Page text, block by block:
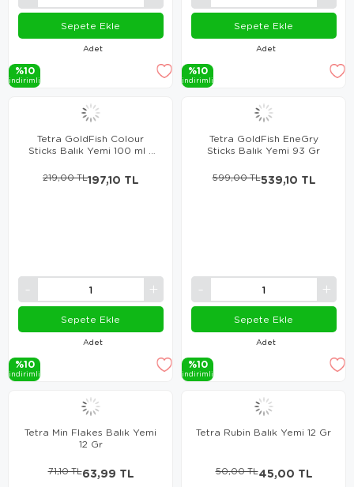
Adet
Sepete Ekle
%10
i̇ndi̇ri̇mli̇
Adet
Sepete Ekle
%10
i̇ndi̇ri̇mli̇
Tetra GoldFish Colour
Sticks Balık Yemi 100 ml /
Adet
197,10 TL
219,00 TL
Sepete Ekle
%10
i̇ndi̇ri̇mli̇
Tetra GoldFish EneGry
Sticks Balık Yemi 93 Gr
Adet
539,10 TL
599,00 TL
Sepete Ekle
%10
i̇ndi̇ri̇mli̇
Tetra Min Flakes Balık Yemi
12 Gr
63,99 TL
71,10 TL
Tetra Rubin Balık Yemi 12 Gr
45,00 TL
50,00 TL